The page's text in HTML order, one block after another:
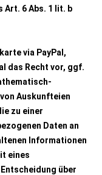
6 Abs. 1 lit. b
via PayPal,
das Recht vor, ggf.
Auskunfteien
zu einer
Daten an
Informationen
eines
über